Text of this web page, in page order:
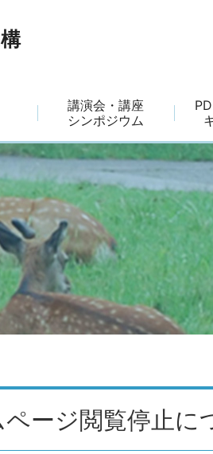
講演会・講座
シンポジウム
ージ閲覧停止に